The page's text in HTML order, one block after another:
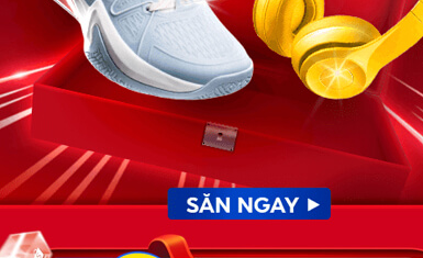
dép tổ ong của mẹ vợ, chân mày anh ta nhíu lại đầy vẻ
bà lên đấy à? Nhà đang sạch, để gọn mấy cái bao
xiết. Nhưng chưa kịp hỏi han, Huân đã rút từ xấp tiền
Anh ta ném nó xuống bàn trà, đẩy về phía bố mẹ vợ
miệt: